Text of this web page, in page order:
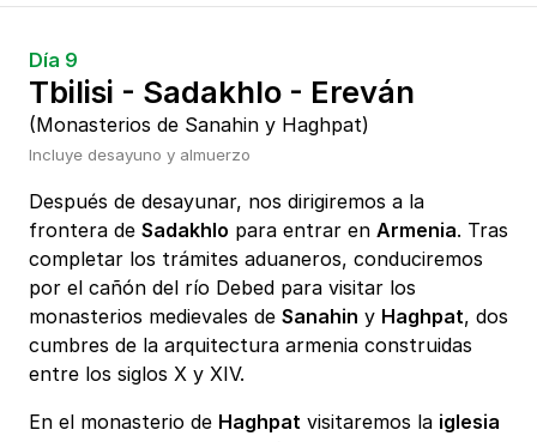
Día 9
Tbilisi - Sadakhlo - Ereván
(Monasterios de Sanahin y Haghpat)
Incluye desayuno y almuerzo
Después de desayunar, nos dirigiremos a la
frontera de Sadakhlo para entrar en Armenia. Tras
completar los trámites aduaneros, conduciremos
por el cañón del río Debed para visitar los
monasterios medievales de Sanahin y Haghpat, dos
cumbres de la arquitectura armenia construidas
entre los siglos X y XIV.
En el monasterio de Haghpat visitaremos la iglesia